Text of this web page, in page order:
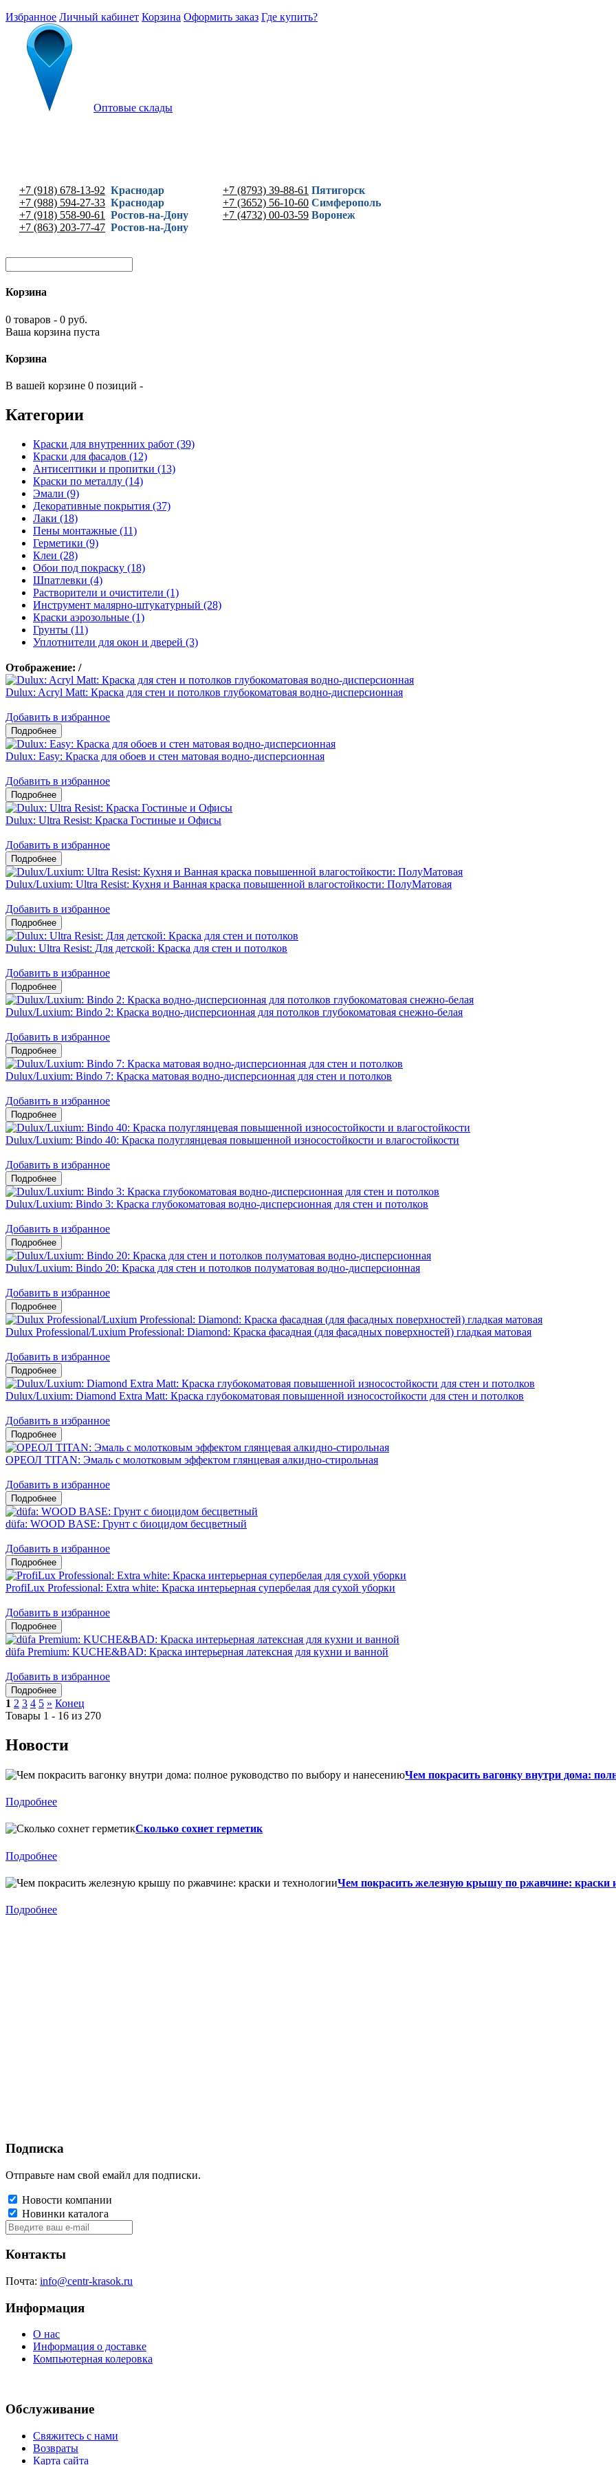
Избранное Личный кабинет Корзина Оформить заказ Где купить?
Оптовые склады
+7 (918) 678-13-92 Краснодар
+7 (988) 594-27-33 Краснодар
+7 (918) 558-90-61
Ростов-на-Дону
+7 (863) 203-77-47 Ростов-на-Дону
+7 (8793) 39-88-61 Пятигорск
+7 (3652) 56-10-60 Симферополь
+7 (4732) 00-03-59 Воронеж
Корзина
0 товаров - 0 руб.
Ваша корзина пуста
Корзина
В вашей корзине 0 позиций -
Категории
Краски для внутренних работ (39)
Краски для фасадов (12)
Антисептики и пропитки (13)
Краски по металлу (14)
Эмали (9)
Декоративные покрытия (37)
Лаки (18)
Пены монтажные (11)
Герметики (9)
Клеи (28)
Обои под покраску (18)
Шпатлевки (4)
Растворители и очистители (1)
Инструмент малярно-штукатурный (28)
Краски аэрозольные (1)
Грунты (11)
Уплотнители для окон и дверей (3)
Отображение: /
Dulux: Acryl Matt: Краска для стен и потолков глубокоматовая водно-дисперсионная
Добавить в избранное
Dulux: Easy: Краска для обоев и стен матовая водно-дисперсионная
Добавить в избранное
Dulux: Ultra Resist: Краска Гостиные и Офисы
Добавить в избранное
Dulux/Luxium: Ultra Resist: Кухня и Ванная краска повышенной влагостойкости: ПолуМатовая
Добавить в избранное
Dulux: Ultra Resist: Для детской: Краска для стен и потолков
Добавить в избранное
Dulux/Luxium: Bindo 2: Краска водно-дисперсионная для потолков глубокоматовая снежно-белая
Добавить в избранное
Dulux/Luxium: Bindo 7: Краска матовая водно-дисперсионная для стен и потолков
Добавить в избранное
Dulux/Luxium: Bindo 40: Краска полуглянцевая повышенной износостойкости и влагостойкости
Добавить в избранное
Dulux/Luxium: Bindo 3: Краска глубокоматовая водно-дисперсионная для стен и потолков
Добавить в избранное
Dulux/Luxium: Bindo 20: Краска для стен и потолков полуматовая водно-дисперсионная
Добавить в избранное
Dulux Professional/Luxium Professional: Diamond: Краска фасадная (для фасадных поверхностей) гладкая матовая
Добавить в избранное
Dulux/Luxium: Diamond Extra Matt: Краска глубокоматовая повышенной износостойкости для стен и потолков
Добавить в избранное
ОРЕОЛ TITAN: Эмаль с молотковым эффектом глянцевая алкидно-стирольная
Добавить в избранное
düfa: WOOD BASE: Грунт с биоцидом бесцветный
Добавить в избранное
ProfiLux Professional: Extra white: Краска интерьерная супербелая для сухой уборки
Добавить в избранное
düfa Premium: KUCHE&BAD: Краска интерьерная латексная для кухни и ванной
Добавить в избранное
1 2 3 4 5 » Конец
Товары 1 - 16 из 270
Новости
Чем покрасить вагонку внутри дома:
Подробнее
Сколько сохнет герметик
Подробнее
Чем покрасить железную крышу по ржавчине: краски
Подробнее
Подписка
Отправьте нам свой емайл для подписки.
Новости компании
Новинки каталога
Контакты
Почта: info@centr-krasok.ru
Информация
О нас
Информация о доставке
Компьютерная колеровка
Обслуживание
Свяжитесь с нами
Возвраты
Карта сайта